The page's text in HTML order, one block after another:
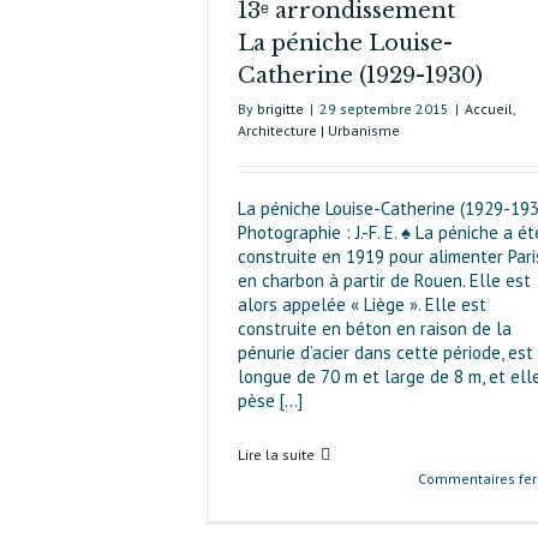
13ᵉ arrondissement
La péniche Louise-
Catherine (1929-1930)
By brigitte | 29 septembre 2015 | Accueil,
Architecture | Urbanisme
La péniche Louise-Catherine (1929-
Photographie : J.-F. E. ♠ La péniche a
construite en 1919 pour alimenter
en charbon à partir de Rouen. Elle est
alors appelée « Liège ». Elle est
construite en béton en raison de la
pénurie d’acier dans cette période, est
longue de 70 m et large de 8 m, et
pèse [...]
Lire la suite
Commentaires